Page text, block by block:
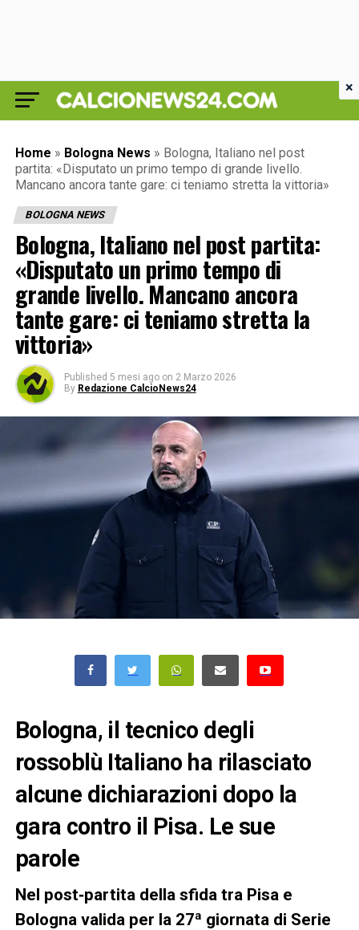
Home » Bologna News » Bologna, Italiano nel post
partita: «Disputato un primo tempo di grande livello.
Mancano ancora tante gare: ci teniamo stretta la vittoria»
BOLOGNA NEWS
Bologna, Italiano nel post partita:
«Disputato un primo tempo di
grande livello. Mancano ancora
tante gare: ci teniamo stretta la
vittoria»
Published 5 mesi ago on 2 Marzo 2026
By Redazione CalcioNews24
Bologna, il tecnico degli
rossoblù Italiano ha rilasciato
alcune dichiarazioni dopo la
gara contro il Pisa. Le sue
parole
Nel post‑partita della sfida tra Pisa e
Bologna valida per la 27ª giornata di Serie
×